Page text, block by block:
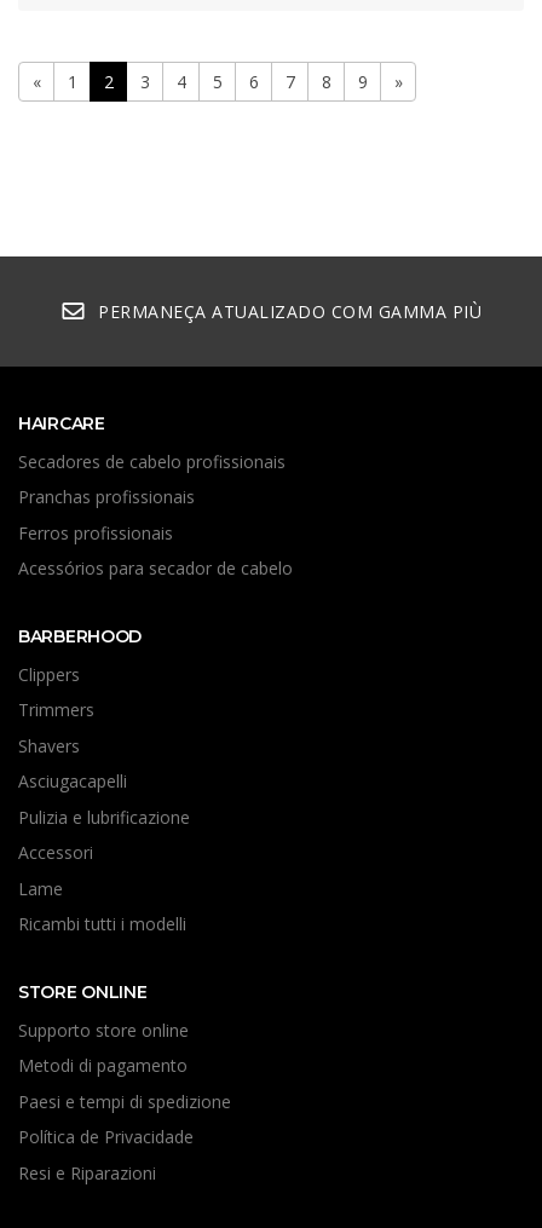
« 1 2 3 4 5 6 7 8 9 »
PERMANEÇA ATUALIZADO COM GAMMA PIÙ
HAIRCARE
Secadores de cabelo profissionais
Pranchas profissionais
Ferros profissionais
Acessórios para secador de cabelo
BARBERHOOD
Clippers
Trimmers
Shavers
Asciugacapelli
Pulizia e lubrificazione
Accessori
Lame
Ricambi tutti i modelli
STORE ONLINE
Supporto store online
Metodi di pagamento
Paesi e tempi di spedizione
Política de Privacidade
Resi e Riparazioni